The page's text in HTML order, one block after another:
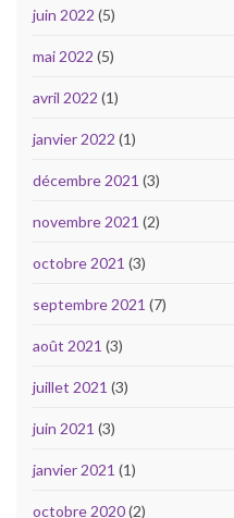
juin 2022 (5)
mai 2022 (5)
avril 2022 (1)
janvier 2022 (1)
décembre 2021 (3)
novembre 2021 (2)
octobre 2021 (3)
septembre 2021 (7)
août 2021 (3)
juillet 2021 (3)
juin 2021 (3)
janvier 2021 (1)
octobre 2020(2)